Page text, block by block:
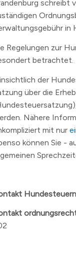
schreibt
in
Regelungen zur
betrachtet.
der
über die
Nähere
mit nur
können Sie -